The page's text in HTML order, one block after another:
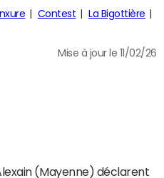
Contest
La Bigottière
Mise à jour le 11/02/26
(Mayenne) déclarent